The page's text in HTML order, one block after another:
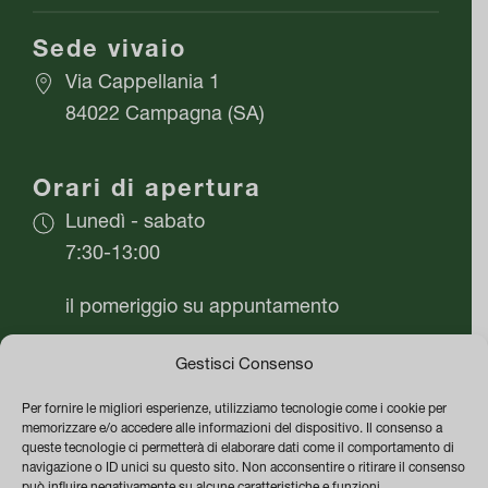
Gestisci Consenso
Per fornire le migliori esperienze, utilizziamo tecnologie come i cookie per
memorizzare e/o accedere alle informazioni del dispositivo. Il consenso a
queste tecnologie ci permetterà di elaborare dati come il comportamento di
navigazione o ID unici su questo sito. Non acconsentire o ritirare il consenso
Sede vivaio
Via Cappellania 1
84022 Campagna (SA)
Orari di apertura
Lunedì - sabato
7:30-13:00
il pomeriggio su appuntamento
Azienda
Vivai Flor Plant di Mario Cafaro